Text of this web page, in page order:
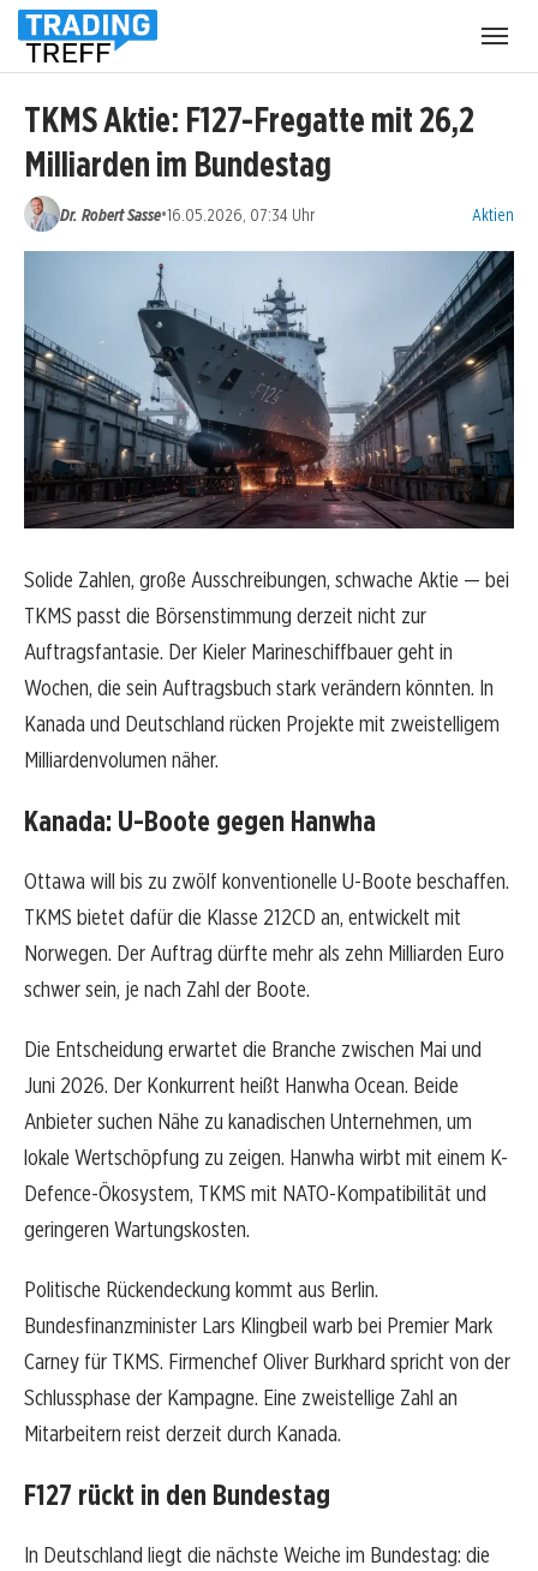
TKMS Aktie: F127-Fregatte mit 26,2
Milliarden im Bundestag
Dr. Robert Sasse•16.05.2026, 07:34 Uhr Aktien
Solide Zahlen, große Ausschreibungen, schwache Aktie — bei
TKMS passt die Börsenstimmung derzeit nicht zur
Auftragsfantasie. Der Kieler Marineschiffbauer geht in
Wochen, die sein Auftragsbuch stark verändern könnten. In
Kanada und Deutschland rücken Projekte mit zweistelligem
Milliardenvolumen näher.
Kanada: U-Boote gegen Hanwha
Ottawa will bis zu zwölf konventionelle U-Boote beschaffen.
TKMS bietet dafür die Klasse 212CD an, entwickelt mit
Norwegen. Der Auftrag dürfte mehr als zehn Milliarden Euro
schwer sein, je nach Zahl der Boote.
Die Entscheidung erwartet die Branche zwischen Mai und
Juni 2026. Der Konkurrent heißt Hanwha Ocean. Beide
Anbieter suchen Nähe zu kanadischen Unternehmen, um
lokale Wertschöpfung zu zeigen. Hanwha wirbt mit einem K-
Defence-Ökosystem, TKMS mit NATO-Kompatibilität und
geringeren Wartungskosten.
Politische Rückendeckung kommt aus Berlin.
Bundesfinanzminister Lars Klingbeil warb bei Premier Mark
Carney für TKMS. Firmenchef Oliver Burkhard spricht von der
Schlussphase der Kampagne. Eine zweistellige Zahl an
Mitarbeitern reist derzeit durch Kanada.
F127 rückt in den Bundestag
In Deutschland liegt die nächste Weiche im Bundestag: die